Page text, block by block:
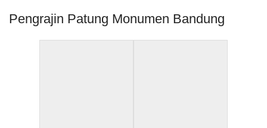
Pengrajin Patung Monumen Bandung